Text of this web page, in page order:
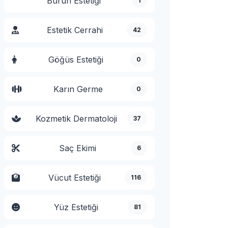
Estetik Cerrahi 42
Göğüs Estetiği 0
Karın Germe 0
Kozmetik Dermatoloji 37
Saç Ekimi 6
Vücut Estetiği 116
Yüz Estetiği 81